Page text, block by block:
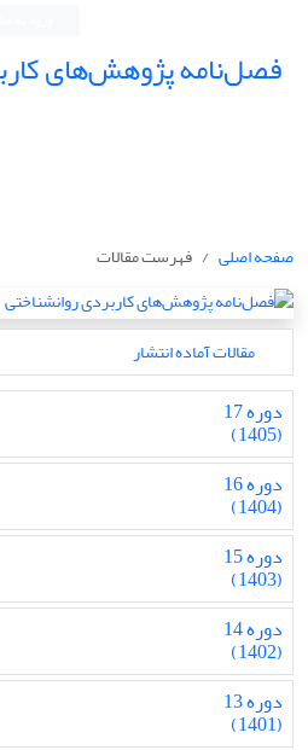
فصل‌نامه پژوهش‌های
صفحه اصلی فهرست مقالات
مقالات آماده انتشار
دوره 17
(1405)
دوره 16
(1404)
دوره 15
(1403)
دوره 14
(1402)
دوره 13
(1401)